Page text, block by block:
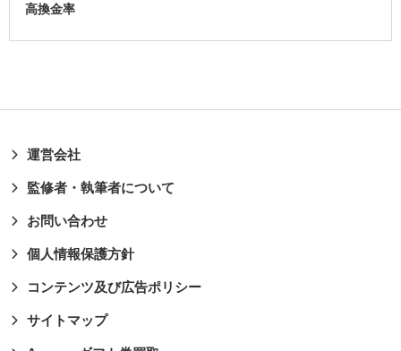
高換金率
運営会社
監修者・執筆者について
お問い合わせ
個人情報保護方針
コンテンツ及び広告ポリシー
サイトマップ